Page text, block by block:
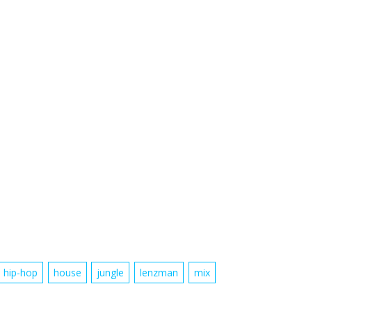
hip-hop house jungle lenzman
mix